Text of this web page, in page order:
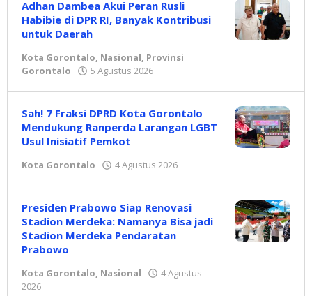
Adhan Dambea Akui Peran Rusli
Habibie di DPR RI, Banyak Kontribusi
untuk Daerah
Kota Gorontalo, Nasional, Provinsi
Gorontalo
5 Agustus 2026
Sah! 7 Fraksi DPRD Kota Gorontalo
Mendukung Ranperda Larangan LGBT
Usul Inisiatif Pemkot
Kota Gorontalo 4 Agustus 2026
Presiden Prabowo Siap Renovasi
Stadion Merdeka: Namanya Bisa jadi
Stadion Merdeka Pendaratan
Prabowo
Kota Gorontalo, Nasional
4 Agustus
2026